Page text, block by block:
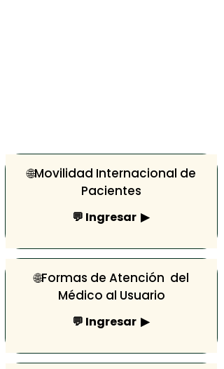
🌐Movilidad Internacional de
Pacientes
💬 Ingresar ▶
🌐Formas de Atención del
Médico al Usuario
💬 Ingresar ▶